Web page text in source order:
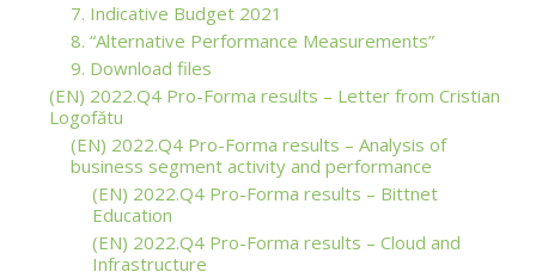
7. Indicative Budget 2021
8. “Alternative Performance Measurements”
9. Download files
(EN) 2022.Q4 Pro-Forma results – Letter from Cristian
Logofătu
(EN) 2022.Q4 Pro-Forma results – Analysis of
business segment activity and performance
(EN) 2022.Q4 Pro-Forma results – Bittnet
Education
(EN) 2022.Q4 Pro-Forma results – Cloud and
Infrastructure